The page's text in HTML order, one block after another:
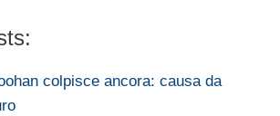
colpisce ancora: causa da